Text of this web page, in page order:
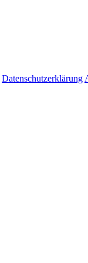
Datenschutzerklärung